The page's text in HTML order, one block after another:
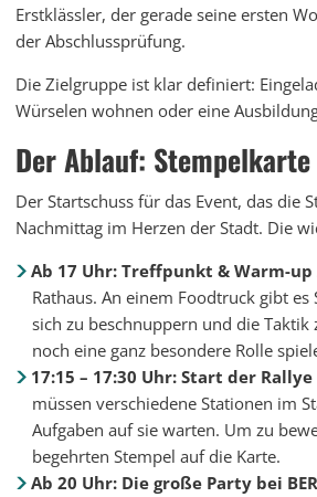
Erstklässler, der gerade seine ersten
der Abschlussprüfung.
Die Zielgruppe ist klar definiert:
Würselen wohnen oder eine
Der Ablauf:
Der Startschuss für das Event, das die
Nachmittag im Herzen der Stadt. Die
Ab 17 Uhr: Treffpunkt & Warm-up
Rathaus. An einem Foodtruck gibt
sich zu beschnuppern und die
noch eine ganz besondere Rolle
17:15 – 17:30 Uhr: Start der Rallye
müssen verschiedene Stationen im
Aufgaben auf sie warten. Um zu
begehrten Stempel auf die Karte.
Ab 20 Uhr: Die große Party bei